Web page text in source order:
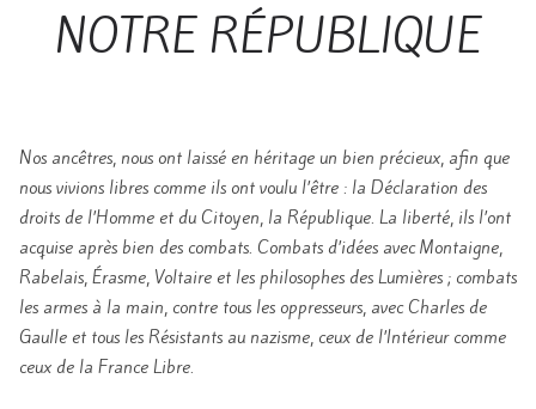
NOTRE RÉPUBLIQUE
Nos ancêtres, nous ont laissé en héritage un bien précieux, afin que
nous vivions libres comme ils ont voulu l’être : la Déclaration des
droits de l’Homme et du Citoyen, la République. La liberté, ils l’ont
acquise après bien des combats. Combats d’idées avec Montaigne,
Rabelais, Érasme, Voltaire et les philosophes des Lumières ; combats
les armes à la main, contre tous les oppresseurs, avec Charles de
Gaulle et tous les Résistants au nazisme, ceux de l’Intérieur comme
ceux de la France Libre.